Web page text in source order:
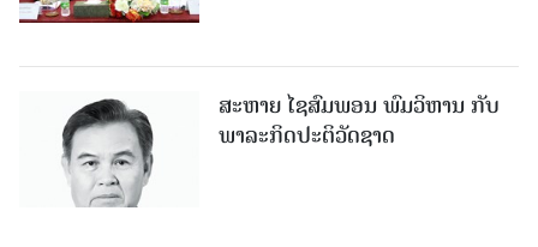
ສະຫາຍ ໄຊສົມພອນ ພົມວິຫານ ກັບ
ພາລະກິດປະຕິວັດຊາດ